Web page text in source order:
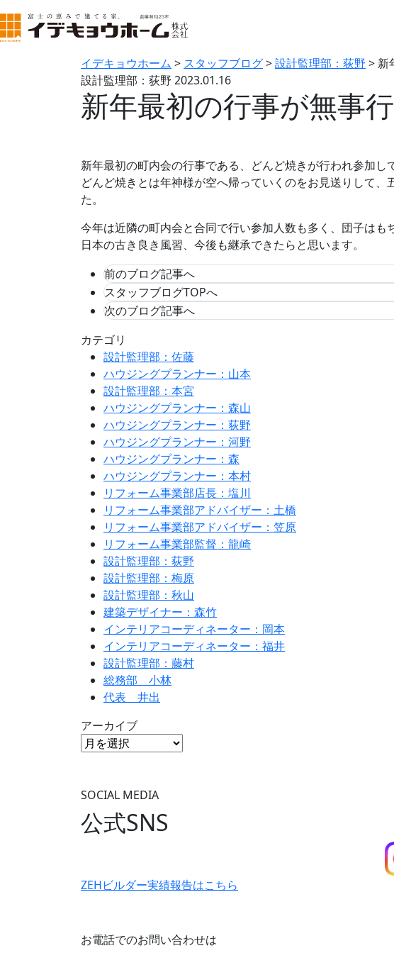
イデキョウホーム > スタッフブログ>設計監理部：荻野 > 新
設計監理部：荻野 2023.01.16
新年最初の行事が無事
新年最初の町内会の行事である、どんど焼きが行われ参加し
どんど焼きとは年神様が空へ帰っていくのをお見送りして
た。
今年は近隣の町内会と合同で行い参加人数も多く、団子はも
日本の古き良き風習、今後も継承できたらと思います。
前のブログ記事へ
スタッフブログTOPへ
次のブログ記事へ
カテゴリ
設計監理部：佐藤
ハウジングプランナー：山本
設計監理部：本宮
ハウジングプランナー：森山
ハウジングプランナー：荻野
ハウジングプランナー：河野
ハウジングプランナー：森
ハウジングプランナー：本村
リフォーム事業部店長：塩川
リフォーム事業部アドバイザー：土橋
リフォーム事業部アドバイザー：笠原
リフォーム事業部監督：龍崎
設計監理部：荻野
設計監理部：梅原
設計監理部：秋山
建築デザイナー：森竹
インテリアコーディネーター：岡本
インテリアコーディネーター：福井
設計監理部：藤村
総務部 小林
代表 井出
アーカイブ
SOCIAL MEDIA
公式SNS
ZEHビルダー実績報告はこちら
お電話でのお問い合わせは